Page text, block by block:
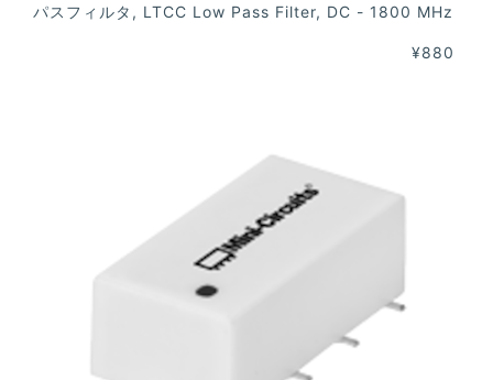
パスフィルタ, LTCC Low Pass Filter, DC - 1800 MHz
¥880